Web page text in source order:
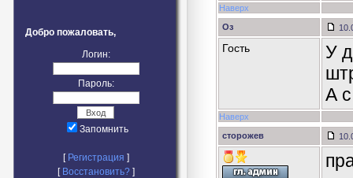
Добро пожаловать,
Логин:
Пароль:
Запомнить
[ Регистрация ]
[ Восстановить?]
Наверх
Оз
Гость
У
А
Наверх
сторожев